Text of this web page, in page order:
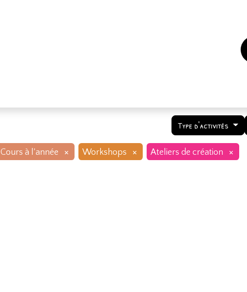
Type d'activités
Cours à l'année × Workshops × Ateliers de création ×